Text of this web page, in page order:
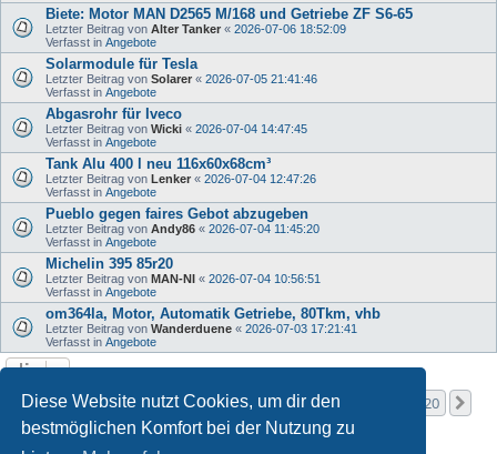
Diese Website nutzt Cookies, um dir den
bestmöglichen Komfort bei der Nutzung zu
Biete: Motor MAN D2565 M/168 und Getriebe ZF S6-65
Letzter Beitrag von Alter Tanker « 2026-07-06 18:52:09
Verfasst in Angebote
Solarmodule für Tesla
Letzter Beitrag von Solarer « 2026-07-05 21:41:46
Verfasst in Angebote
Abgasrohr für Iveco
Letzter Beitrag von Wicki « 2026-07-04 14:47:45
Verfasst in Angebote
Tank Alu 400 l neu 116x60x68cm³
Letzter Beitrag von Lenker « 2026-07-04 12:47:26
Verfasst in Angebote
Pueblo gegen faires Gebot abzugeben
Letzter Beitrag von Andy86 « 2026-07-04 11:45:20
Verfasst in Angebote
Michelin 395 85r20
Letzter Beitrag von MAN-NI « 2026-07-04 10:56:51
Verfasst in Angebote
om364la, Motor, Automatik Getriebe, 80Tkm, vhb
Letzter Beitrag von Wanderduene « 2026-07-03 17:21:41
Verfasst in Angebote
Die Suche ergab mehr als 1000 Treffer Seite1von
1 2 3 20